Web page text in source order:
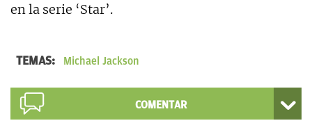
en la serie ‘Star’.
TEMAS: Michael Jackson
COMENTAR